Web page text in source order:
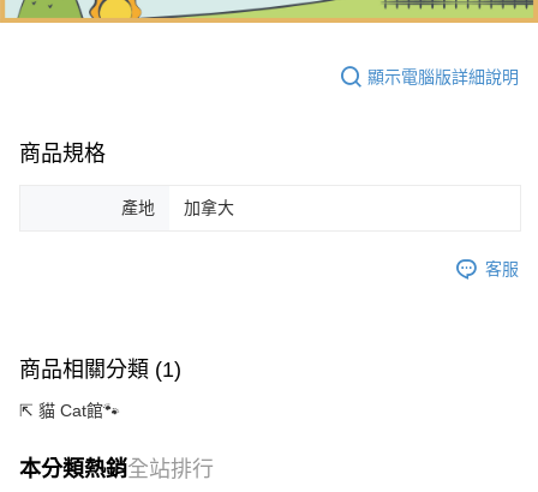
顯示電腦版詳細說明
商品規格
產地 加拿大
客服
商品相關分類 (1)
⇱ 貓 Cat館🐾
本分類熱銷全站排行